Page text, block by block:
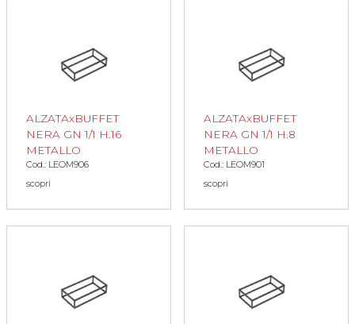
ALZATAxBUFFET
NERA GN 1/1 H.16
METALLO
Cod.: LEOM906
scopri
ALZATAxBUFFET
NERA GN 1/1 H.8
METALLO
Cod.: LEOM901
scopri